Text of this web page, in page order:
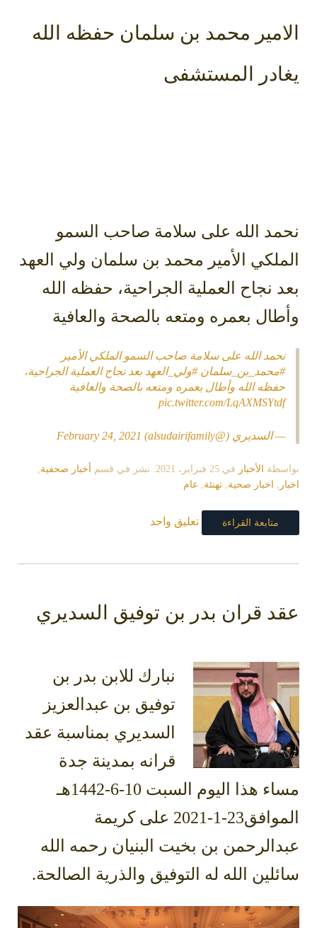
الامير محمد بن سلمان حفظه الله
يغادر المستشفى
نحمد الله على سلامة ⁧‫صاحب السمو
الملكي الأمير محمد بن سلمان‬⁩ ⁧‫ولي العهد‬⁩
بعد نجاح العملية الجراحية، حفظه الله
وأطال بعمره ومتعه بالصحة والعافية
نحمد الله على سلامة صاحب السمو الملكي الأمير
#محمد_بن_سلمان #ولي_العهد بعد نجاح العملية الجراحية،
حفظه الله وأطال بعمره ومتعه بالصحة والعافية
pic.twitter.com/LqAXMSYtdf
— السديري (@alsudairifamily) February 24, 2021
بواسطة الأخبار في 25 فبراير، 2021 . نشر في قسم أخبار صحفية,
اخبار , اخبار صحية, تهنئة, عام
متابعة القراءة تعليق واحد
عقد قران بدر بن توفيق السديري
نبارك للابن بدر بن
توفيق بن عبدالعزيز
السديري بمناسبة عقد
قرانه بمدينة جدة
مساء هذا اليوم السبت 10-6-1442هـ
الموافق23-1-2021 على كريمة
عبدالرحمن بن بخيت البنيان رحمه الله
سائلين الله له التوفيق والذرية الصالحة.